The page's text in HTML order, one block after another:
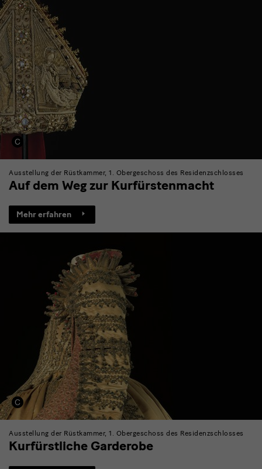
Ausstellung der Rüstkammer, 1. Obergeschoss des Residenzschlosses
Auf dem Weg zur Kurfürstenmacht
Mehr erfahren
Ausstellung der Rüstkammer, 1. Obergeschoss des Residenzschlosses
Kurfürstliche Garderobe